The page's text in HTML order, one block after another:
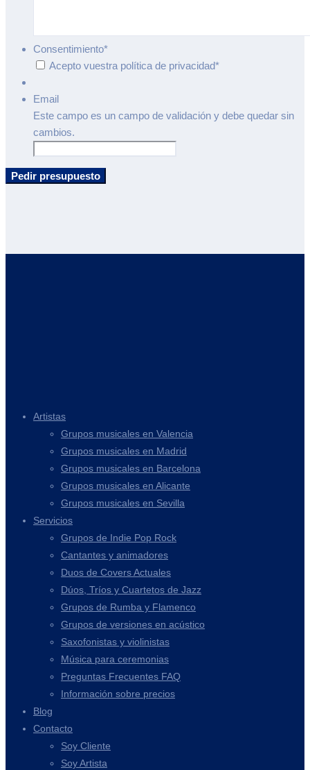
Consentimiento*
Acepto vuestra política de privacidad*
Email
Este campo es un campo de validación y debe quedar sin
cambios.
Artistas
Grupos musicales en Valencia
Grupos musicales en Madrid
Grupos musicales en Barcelona
Grupos musicales en Alicante
Grupos musicales en Sevilla
Servicios
Grupos de Indie Pop Rock
Cantantes y animadores
Duos de Covers Actuales
Dúos, Tríos y Cuartetos de Jazz
Grupos de Rumba y Flamenco
Grupos de versiones en acústico
Saxofonistas y violinistas
Música para ceremonias
Preguntas Frecuentes FAQ
Información sobre precios
Blog
Contacto
Soy Cliente
Soy Artista